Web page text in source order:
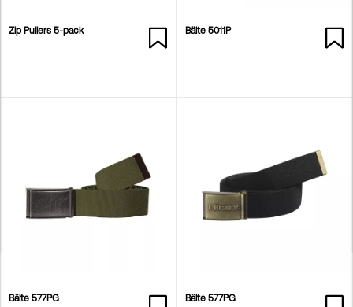
Zip Pullers 5-pack Bälte 5011P
Bälte 577PG Bälte 577PG